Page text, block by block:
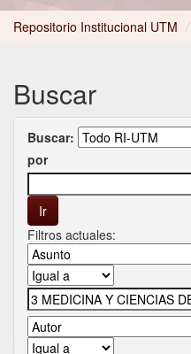
Repositorio Institucional UTM /
Buscar
Buscar:
por
Filtros actuales: